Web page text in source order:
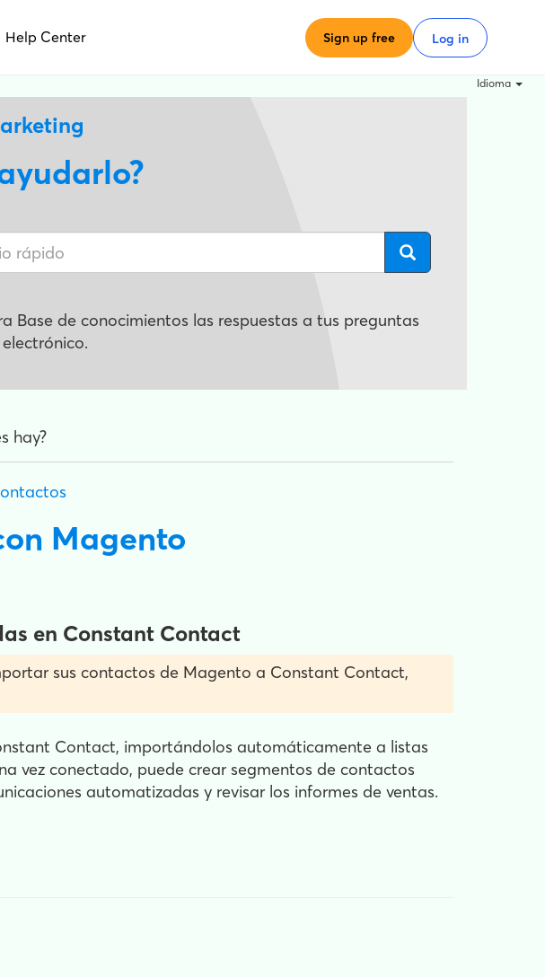
Help Center Sign up free Log in
Idioma
Base de conocimientos las respuestas a tus preguntas
hay?
Magento
en Constant Contact
sus contactos de Magento a Constant Contact,
Contact, importándolos automáticamente a listas
vez conectado, puede crear segmentos de contactos
automatizadas y revisar los informes de ventas.